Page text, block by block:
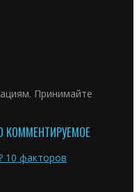
Принимайте
КОММЕНТИРУЕМОЕ